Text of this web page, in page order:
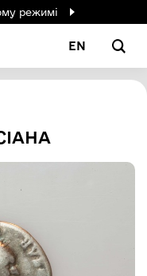
режимі
EN